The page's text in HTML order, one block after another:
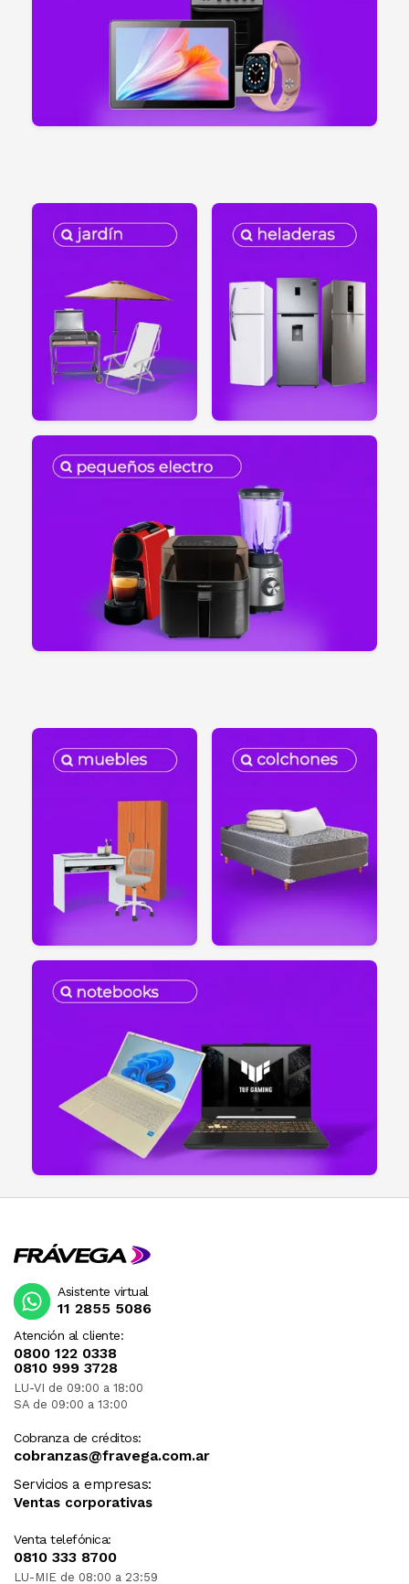
Atención al cliente:
0800 122 0338
0810 999 3728
LU-VI de 09:00 a 18:00
SA de 09:00 a 13:00
Cobranza de créditos:
cobranzas@fravega.com.ar
Servicios a empresas:
Ventas corporativas
Venta telefónica:
0810 333 8700
LU-MIE de 08:00 a 23:59
Asistente virtual
11 2855 5086